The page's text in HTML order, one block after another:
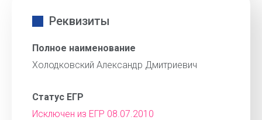
Реквизиты
Полное наименование
Холодковский Александр Дмитриевич
Статус ЕГР
Исключен из ЕГР 08.07.2010